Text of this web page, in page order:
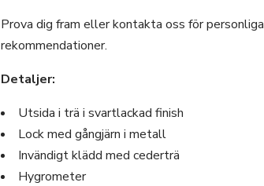
Prova dig fram eller kontakta oss för personliga
rekommendationer.
Detaljer:
Utsida i trä i svartlackad finish
Lock med gångjärn i metall
Invändigt klädd med cederträ
Hygrometer